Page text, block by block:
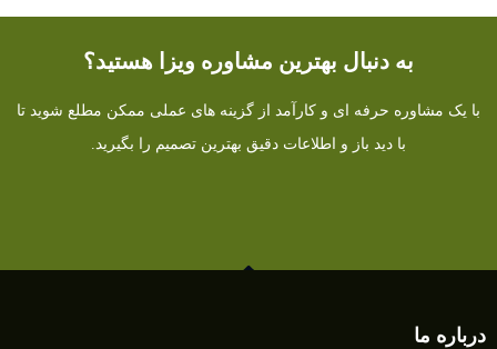
به دنبال بهترین مشاوره ویزا هستید؟
با یک مشاوره حرفه ای و کارآمد از گزینه های عملی ممکن مطلع شوید تا
با دید باز و اطلاعات دقیق بهترین تصمیم را بگیرید.
درباره ما